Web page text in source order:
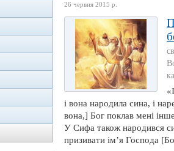
26 червня 2015 р.
і вона народила сина, і
вона,] Бог поклав мені
У Сифа також народився
призивати ім’я Господа